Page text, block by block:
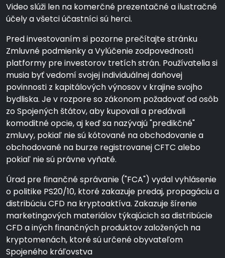
Video slúži len na komerčné prezentačné a ilustračné
účely a všetci účastníci sú herci.
Pred investovaním si pozorne prečítajte stránku
Zmluvné podmienky a Vylúčenie zodpovednosti
platformy pre investorov tretích strán. Používatelia si
musia byť vedomí svojej individuálnej daňovej
povinnosti z kapitálových výnosov v krajine svojho
bydliska. Je v rozpore so zákonom požadovať od osôb
zo Spojených štátov, aby kupovali a predávali
komoditné opcie, aj keď sa nazývajú "predikčné"
zmluvy, pokiaľ nie sú kótované na obchodovanie a
obchodované na burze registrovanej CFTC alebo
pokiaľ nie sú právne vyňaté.
Úrad pre finančné správanie ("FCA") vydal vyhlásenie
o politike PS20/10, ktoré zakazuje predaj, propagáciu a
distribúciu CFD na kryptoaktíva. Zakazuje šírenie
marketingových materiálov týkajúcich sa distribúcie
CFD a iných finančných produktov založených na
kryptomenách, ktoré sú určené obyvateľom
Spojeného kráľovstva